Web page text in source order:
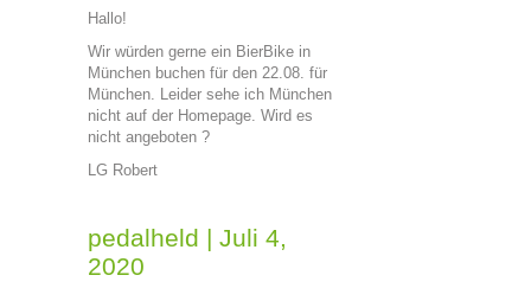
Hallo!
Wir würden gerne ein BierBike in
München buchen für den 22.08. für
München. Leider sehe ich München
nicht auf der Homepage. Wird es
nicht angeboten ?
LG Robert
pedalheld | Juli 4,
2020